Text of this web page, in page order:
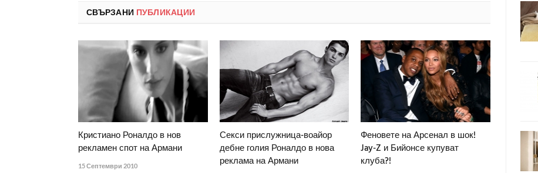
СВЪРЗАНИ ПУБЛИКАЦИИ
Кристиано Роналдо в нов
рекламен спот на Армани
15 Септември 2010
Секси прислужница-воайор
дебне голия Роналдо в нова
реклама на Армани
Феновете на Арсенал в шок!
Jay-Z и Бийонсе купуват
клуба?!